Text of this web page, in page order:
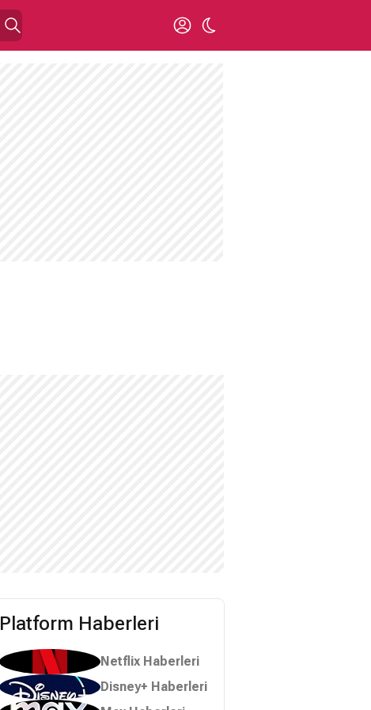
Platform Haberleri
Netflix Haberleri
Disney+ Haberleri